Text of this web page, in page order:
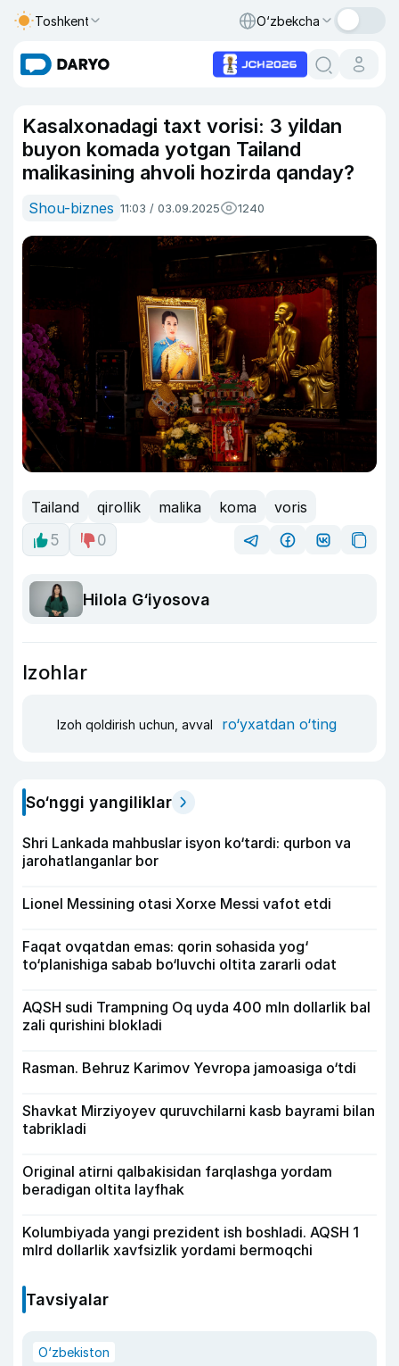
Toshkent O‘zbekcha
Kasalxonadagi taxt vorisi: 3 yildan
buyon komada yotgan Tailand
malikasining ahvoli hozirda qanday?
Shou-biznes 11:03 / 03.09.2025 1240
Tailand qirollik malika koma
voris
5
0
Hilola G‘iyosova
Izohlar
Izoh qoldirish uchun, avval ro‘yxatdan o‘ting
So‘nggi yangiliklar
Shri Lankada mahbuslar isyon ko‘tardi: qurbon va
jarohatlanganlar bor
Lionel Messining otasi Xorxe Messi vafot etdi
Faqat ovqatdan emas: qorin sohasida yog‘
to‘planishiga sabab bo‘luvchi oltita zararli odat
AQSH sudi Trampning Oq uyda 400 mln dollarlik bal
zali qurishini blokladi
Rasman. Behruz Karimov Yevropa jamoasiga o‘tdi
Shavkat Mirziyoyev quruvchilarni kasb bayrami bilan
tabrikladi
Original atirni qalbakisidan farqlashga yordam
beradigan oltita layfhak
Kolumbiyada yangi prezident ish boshladi. AQSH 1
mlrd dollarlik xavfsizlik yordami bermoqchi
Tavsiyalar
O‘zbekiston